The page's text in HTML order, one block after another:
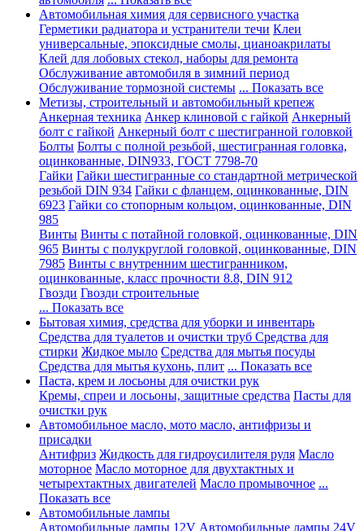
Автомобильная химия для сервисного участка
Герметики радиатора и устранители течи Клеи
универсальные, эпоксидные смолы, цианоакрилаты
Клей для лобовых стекол, наборы для ремонта
Обслуживание автомобиля в зимний период
Обслуживание тормозной системы ... Показать все
Метизы, строительный и автомобильный крепеж
Анкерная техника Анкер клиновой с гайкой Анкерный
болт с гайкой Анкерный болт с шестигранной головкой
Болты Болты с полной резьбой, шестигранная головка,
оцинкованные, DIN933, ГОСТ 7798-70
Гайки Гайки шестигранные со стандартной метрической
резьбой DIN 934 Гайки с фланцем, оцинкованные, DIN
6923 Гайки со стопорным кольцом, оцинкованные, DIN
985
Винты Винты с потайной головкой, оцинкованные, DIN
965 Винты с полукруглой головкой, оцинкованные, DIN
7985 Винты с внутренним шестигранником,
оцинкованные, класс прочности 8.8, DIN 912
Гвозди Гвозди строительные
... Показать все
Бытовая химия, средства для уборки и инвентарь
Средства для туалетов и очистки труб Средства для
стирки Жидкое мыло Средства для мытья посуды
Средства для мытья кухонь, плит ... Показать все
Паста, крем и лосьоны для очистки рук
Кремы, спреи и лосьоны, защитные средства Пасты для
очистки рук
Автомобильное масло, мото масло, антифризы и
присадки
Антифриз Жидкость для гидроусилителя руля Масло
моторное Масло моторное для двухтактных и
четырехтактных двигателей Масло промывочное ...
Показать все
Автомобильные лампы
Автомобильные лампы 12V Автомобильные лампы 24V